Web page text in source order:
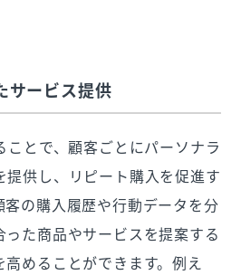
サービス提供
ことで、顧客ごとにパーソナラ
提供し、リピート購入を促進す
客の購入履歴や行動データを分
た商品やサービスを提案する
めることができます。例え